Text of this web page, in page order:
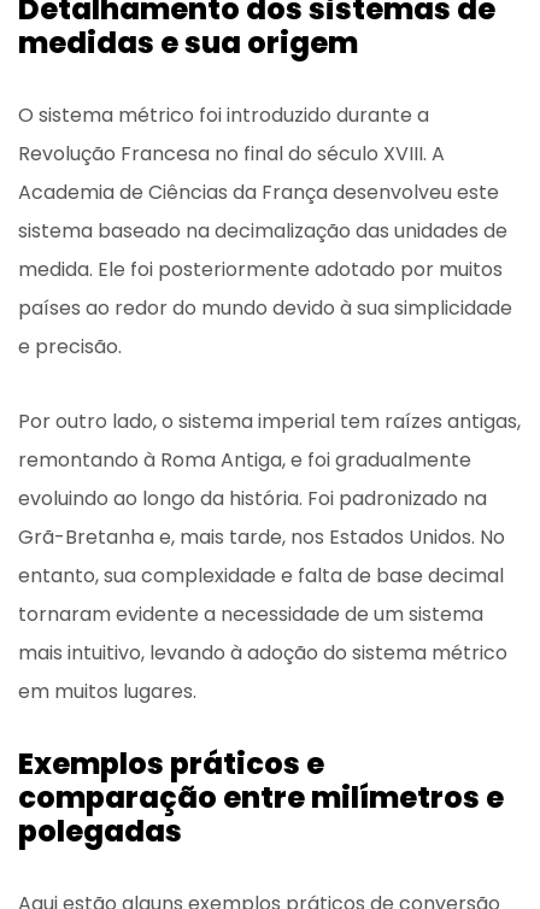
Detalhamento dos sistemas de
medidas e sua origem
O sistema métrico foi introduzido durante a
Revolução Francesa no final do século XVIII. A
Academia de Ciências da França desenvolveu este
sistema baseado na decimalização das unidades de
medida. Ele foi posteriormente adotado por muitos
países ao redor do mundo devido à sua simplicidade
e precisão.
Por outro lado, o sistema imperial tem raízes antigas,
remontando à Roma Antiga, e foi gradualmente
evoluindo ao longo da história. Foi padronizado na
Grã-Bretanha e, mais tarde, nos Estados Unidos. No
entanto, sua complexidade e falta de base decimal
tornaram evidente a necessidade de um sistema
mais intuitivo, levando à adoção do sistema métrico
em muitos lugares.
Exemplos práticos e
comparação entre milímetros e
polegadas